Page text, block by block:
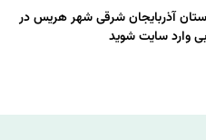
آذربایجان شرقی شهر هریس در
وارد سایت شوید